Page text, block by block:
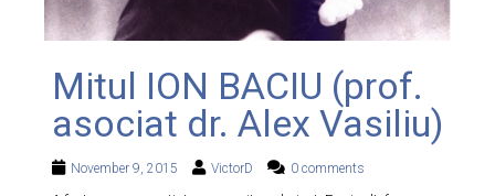
Mitul ION BACIU (prof.
asociat dr. Alex Vasiliu)
November 9, 2015 VictorD 0 comments